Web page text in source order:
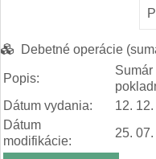
Debetné operácie
Popis:
Dátum vydania:
12.
Dátum
modifikácie:
25.